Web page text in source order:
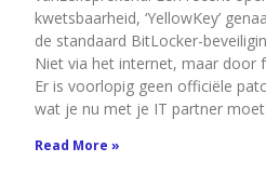
kwetsbaarheid, ‘YellowKey’
de standaard BitLocker-
Niet via het internet, maar door
Er is voorlopig geen officiële
wat je nu met je IT partner moet
Read More »